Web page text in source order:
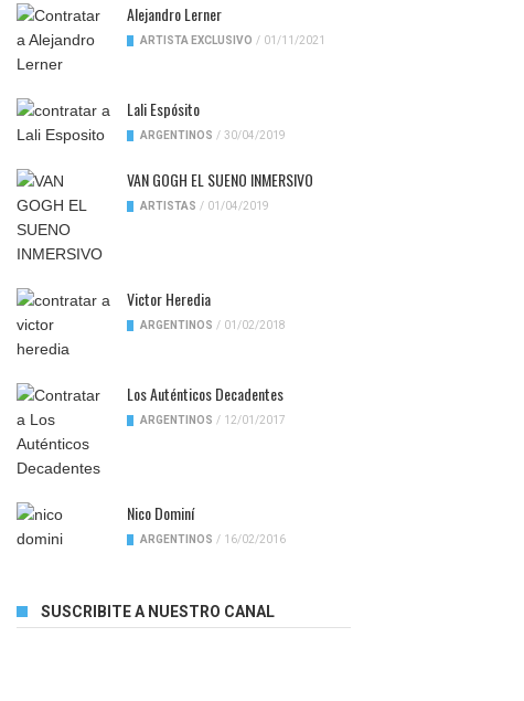
Alejandro Lerner
ARTISTA EXCLUSIVO / 01/11/2021
Lali Espósito
ARGENTINOS / 30/04/2019
VAN GOGH EL SUENO INMERSIVO
ARTISTAS / 01/04/2019
Victor Heredia
ARGENTINOS / 01/02/2018
Los Auténticos Decadentes
ARGENTINOS / 12/01/2017
Nico Dominí
ARGENTINOS / 16/02/2016
SUSCRIBITE A NUESTRO CANAL